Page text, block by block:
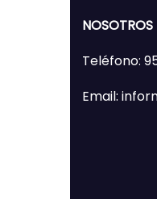
NOSOTROS
Teléfono:
Email: